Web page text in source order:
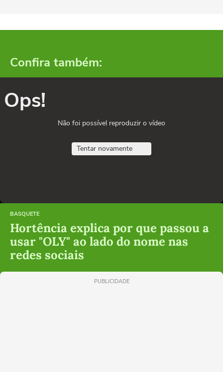
Confira também:
Ops!
Não foi possível reproduzir o vídeo
Tentar novamente
BASQUETE
Hortência explica por que passou a
usar "OLY" ao lado do nome nas
redes sociais
PUBLICIDADE